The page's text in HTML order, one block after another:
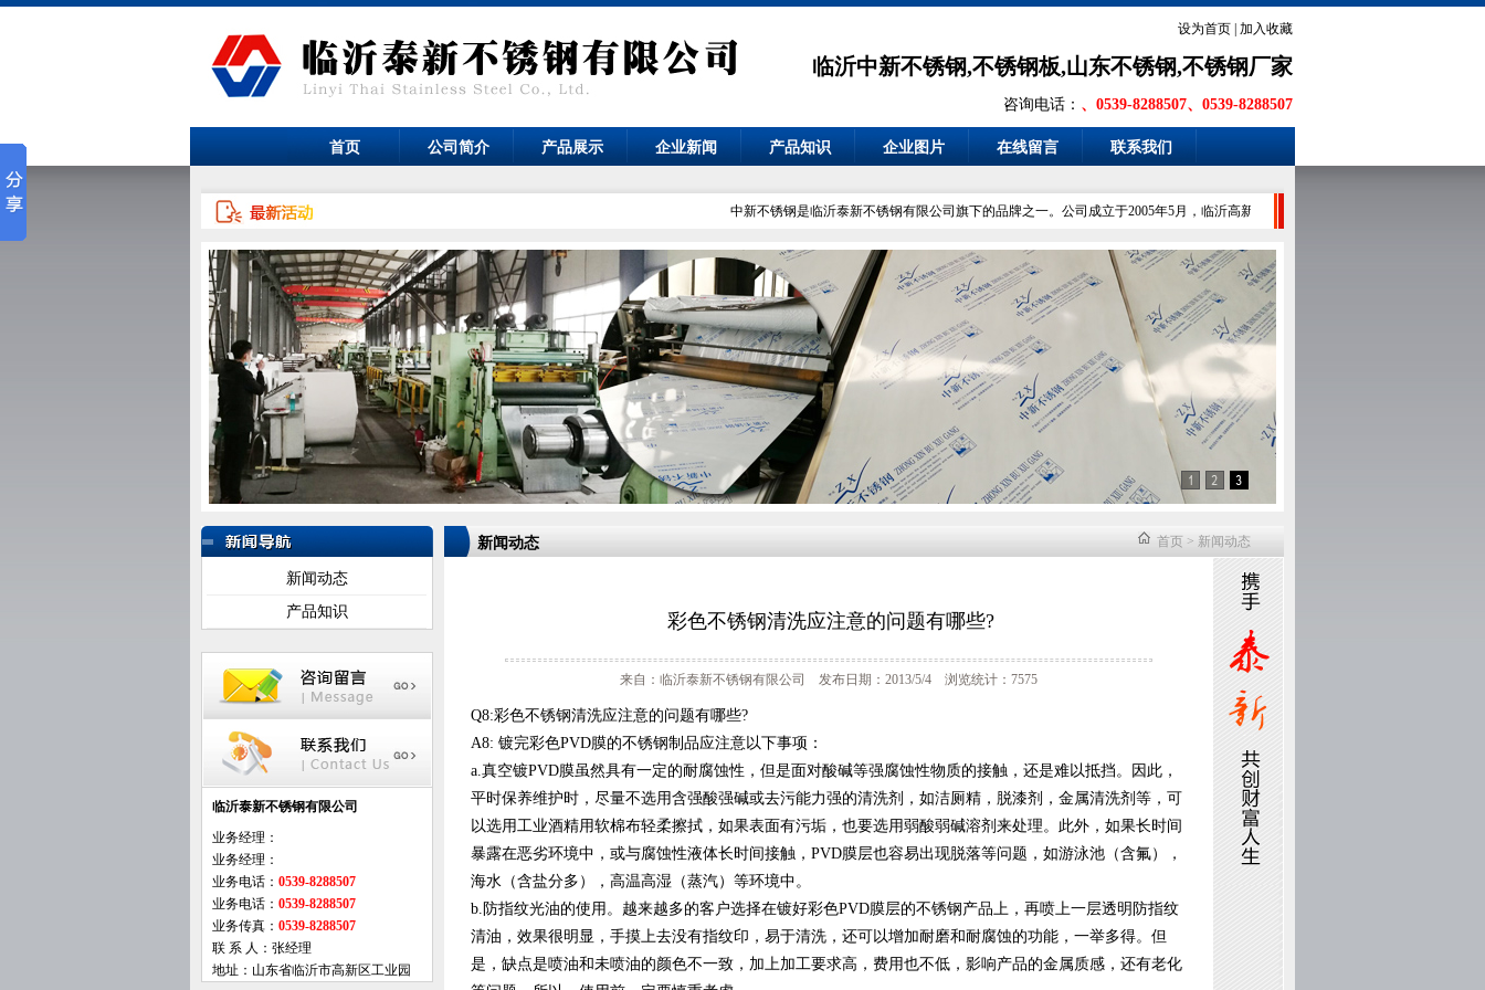
设为首页| 加入收藏
临沂中新不锈钢,不锈钢板,山东不锈钢,不锈钢厂家
咨询电话： 、0539-8288507、0539-8288507
首页 公司简介 产品展示 企业新闻 产品知识 企业图片 在线留言 联系我们
中新不锈钢是临沂泰新不锈钢有限公司旗下的品牌之一。公司成立于2005年5月，临沂高新区树立的诚信经营企业，公司占地
新闻动态
产品知识
临沂泰新不锈钢有限公司
业务经理：
业务经理：
业务电话： 0539-8288507
业务电话： 0539-8288507
业务传真： 0539-8288507
联 系 人：张经理
地址：山东省临沂市高新区工业园
新闻动态 首页 > 新闻动态
彩色不锈钢清洗应注意的问题有哪些?
来自：临沂泰新不锈钢有限公司 发布日期：2013/5/4 浏览统计：7575
Q8:彩色不锈钢清洗应注意的问题有哪些?
A8: 镀完彩色PVD膜的不锈钢制品应注意以下事项：
a.真空镀PVD膜虽然具有一定的耐腐蚀性，但是面对酸碱等强腐蚀性物质的接触，还是难以抵挡。因此，
平时保养维护时，尽量不选用含强酸强碱或去污能力强的清洗剂，如洁厕精，脱漆剂，金属清洗剂等，可
以选用工业酒精用软棉布轻柔擦拭，如果表面有污垢，也要选用弱酸弱碱溶剂来处理。此外，如果长时间
暴露在恶劣环境中，或与腐蚀性液体长时间接触，PVD膜层也容易出现脱落等问题，如游泳池（含氟），
海水（含盐分多），高温高湿（蒸汽）等环境中。
b.防指纹光油的使用。越来越多的客户选择在镀好彩色PVD膜层的不锈钢产品上，再喷上一层透明防指纹
清油，效果很明显，手摸上去没有指纹印，易于清洗，还可以增加耐磨和耐腐蚀的功能，一举多得。但
是，缺点是喷油和未喷油的颜色不一致，加上加工要求高，费用也不低，影响产品的金属质感，还有老化